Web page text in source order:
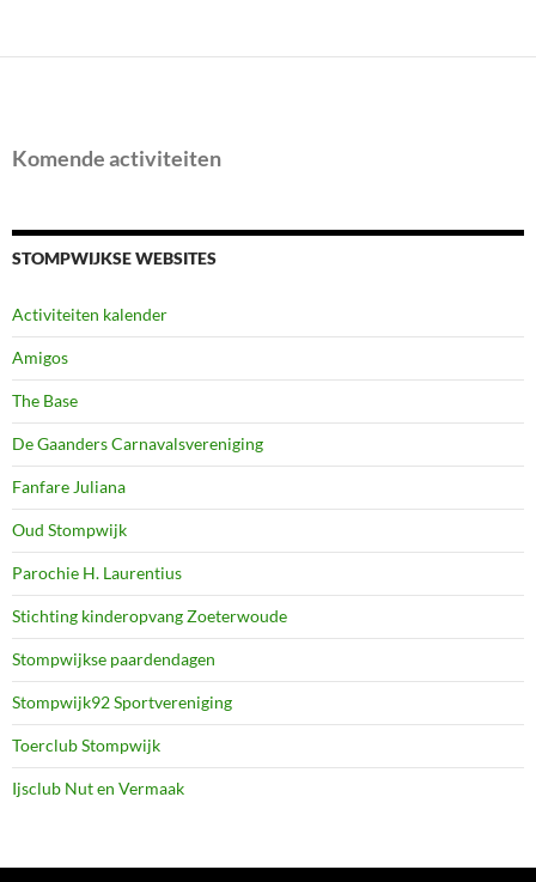
Komende activiteiten
STOMPWIJKSE WEBSITES
Activiteiten kalender
Amigos
The Base
De Gaanders Carnavalsvereniging
Fanfare Juliana
Oud Stompwijk
Parochie H. Laurentius
Stichting kinderopvang Zoeterwoude
Stompwijkse paardendagen
Stompwijk92 Sportvereniging
Toerclub Stompwijk
Ijsclub Nut en Vermaak